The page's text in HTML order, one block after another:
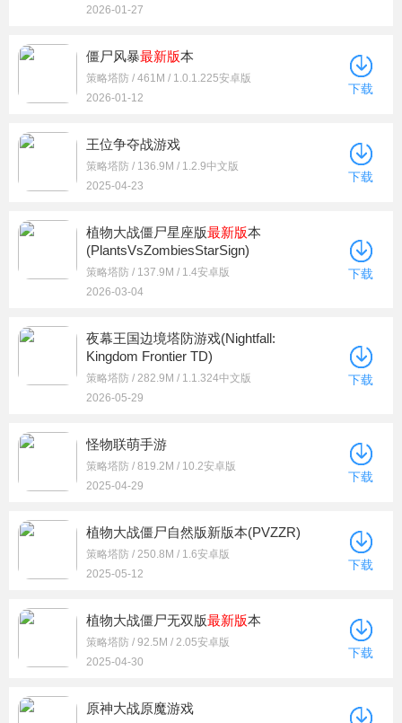
2026-01-27
僵尸风暴最新版本
策略塔防 / 461M / 1.0.1.225安卓版
2026-01-12
下载
王位争夺战游戏
策略塔防 / 136.9M / 1.2.9中文版
2025-04-23
下载
植物大战僵尸星座版最新版本
(PlantsVsZombiesStarSign)
策略塔防 / 137.9M / 1.4安卓版
2026-03-04
下载
夜幕王国边境塔防游戏(Nightfall:
Kingdom Frontier TD)
策略塔防 / 282.9M / 1.1.324中文版
2026-05-29
下载
怪物联萌手游
策略塔防 / 819.2M / 10.2安卓版
2025-04-29
下载
植物大战僵尸自然版新版本(PVZZR)
策略塔防 / 250.8M / 1.6安卓版
2025-05-12
下载
植物大战僵尸无双版最新版本
策略塔防 / 92.5M / 2.05安卓版
2025-04-30
下载
原神大战原魔游戏